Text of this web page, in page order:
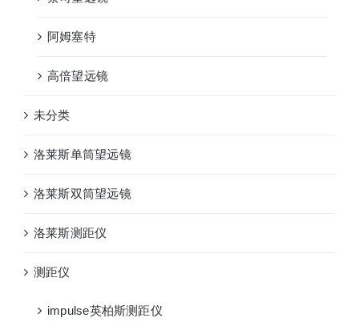
阿姆塞特
高倍望远镜
未分类
洛莱斯单筒望远镜
洛莱斯双筒望远镜
洛莱斯测距仪
测距仪
impulse英柏斯测距仪